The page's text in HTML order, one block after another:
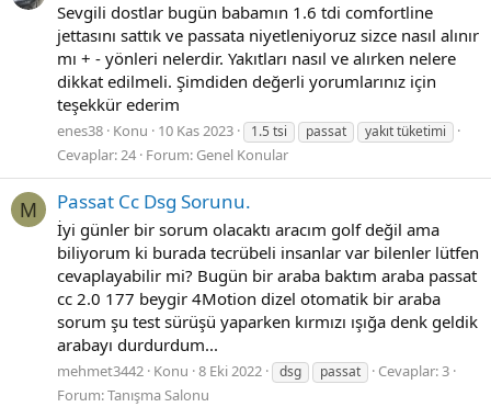
Sevgili dostlar bugün babamın 1.6 tdi comfortline
jettasını sattık ve passata niyetleniyoruz sizce nasıl alınır
mı + - yönleri nelerdir. Yakıtları nasıl ve alırken nelere
dikkat edilmeli. Şimdiden değerli yorumlarınız için
teşekkür ederim
enes38 Konu 10 Kas 2023 1.5 tsi passat yakıt tüketimi
Cevaplar: 24 Forum: Genel Konular
M Passat Cc Dsg Sorunu.
İyi günler bir sorum olacaktı aracım golf değil ama
biliyorum ki burada tecrübeli insanlar var bilenler lütfen
cevaplayabilir mi? Bugün bir araba baktım araba passat
cc 2.0 177 beygir 4Motion dizel otomatik bir araba
sorum şu test sürüşü yaparken kırmızı ışığa denk geldik
arabayı durdurdum...
mehmet3442 Konu 8 Eki 2022 dsg passat
Cevaplar: 3
Forum:Tanışma Salonu